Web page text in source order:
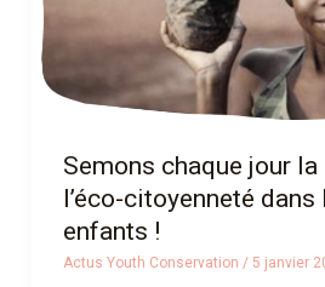
Semons chaque jour la
l’éco-citoyenneté
enfants !
Actus Youth Conservation / 5 janvier
citoyenneté
dans
le
enfants